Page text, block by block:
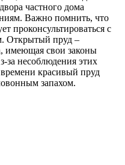
частного дома
Важно помнить, что
проконсультироваться с
Открытый пруд –
имеющая свои законы
за несоблюдения этих
времени красивый пруд
запахом.